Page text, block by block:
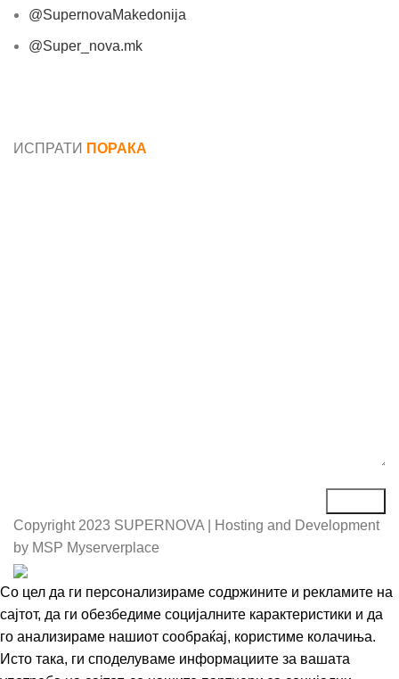
@SupernovaMakedonija
@Super_nova.mk
ИСПРАТИ ПОРАКА
Copyright 2023 SUPERNOVA | Hosting and Development
by MSP Myserverplace
Со цел да ги персонализираме содржините и рекламите на
сајтот, да ги обезбедиме социјалните карактеристики и да
го анализираме нашиот сообраќај, користиме колачиња.
Исто така, ги споделуваме информациите за вашата